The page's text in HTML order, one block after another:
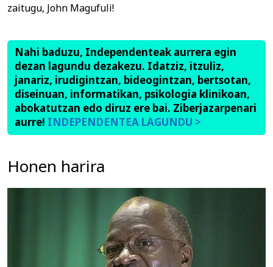
zaitugu, John Magufuli!
Nahi baduzu, Independenteak aurrera egin
dezan lagundu dezakezu. Idatziz, itzuliz,
janariz, irudigintzan, bideogintzan, bertsotan,
diseinuan, informatikan, psikologia klinikoan,
abokatutzan edo diruz ere bai. Ziberjazarpenari
aurre! INDEPENDENTEA LAGUNDU >
Honen harira